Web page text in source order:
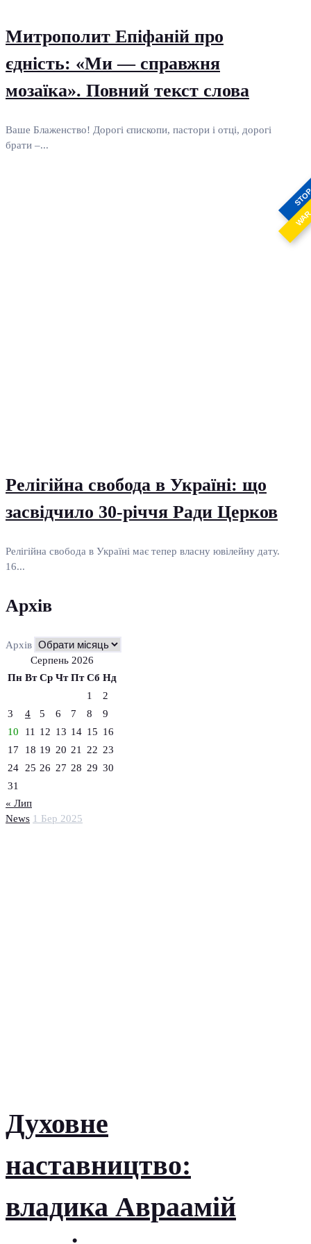
News 1 Бер 2025
Духовне
наставництво:
владика Авраамій
Митрополит Епіфаній про
єдність: «Ми — справжня
мозаїка». Повний текст слова
Ваше Блаженство! Дорогі єпископи, пастори і отці, дорогі
брати –...
Релігійна свобода в Україні: що
засвідчило 30-річчя Ради Церков
Релігійна свобода в Україні має тепер власну ювілейну дату.
16...
Архів
Архів
Серпень 2026
Пн Вт Ср Чт Пт Сб Нд
1
2
3
4 5 6 7 8
9
10
11 12 13 14 15 16
17
18 19 20 21 22 23
24
25 26 27 28 29 30
31
« Лип